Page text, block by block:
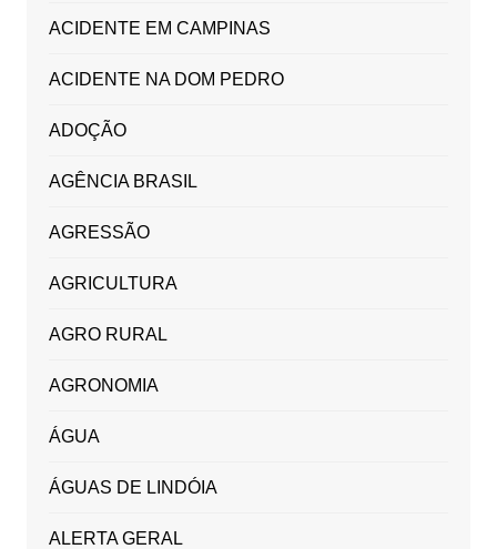
ACIDENTE EM CAMPINAS
ACIDENTE NA DOM PEDRO
ADOÇÃO
AGÊNCIA BRASIL
AGRESSÃO
AGRICULTURA
AGRO RURAL
AGRONOMIA
ÁGUA
ÁGUAS DE LINDÓIA
ALERTA GERAL